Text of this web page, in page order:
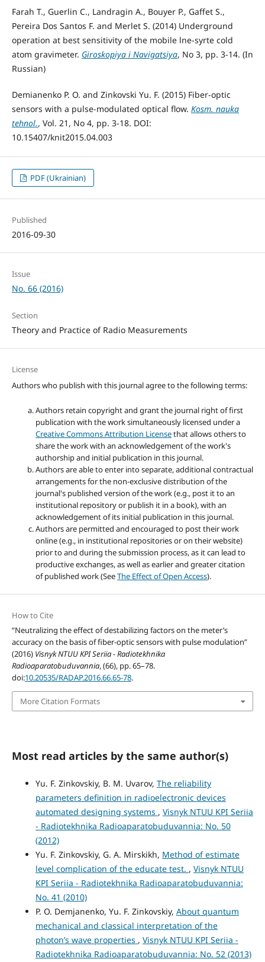
Farah T., Guerlin C., Landragin A., Bouyer P., Gaffet S.,
Pereira Dos Santos F. and Merlet S. (2014) Underground
operation at best sensitivity of the mobile lne-syrte cold
atom gravimeter. Giroskopiya i Navigatsiya, No 3, pp. 3-14. (In
Russian)
Demianenko P. O. and Zinkovski Yu. F. (2015) Fiber-optic
sensors with a pulse-modulated optical flow. Kosm. nauka
tehnol., Vol. 21, No 4, pp. 3-18. DOI:
10.15407/knit2015.04.003
PDF (Ukrainian)
Published
2016-09-30
Issue
No. 66 (2016)
Section
Theory and Practice of Radio Measurements
License
Authors who publish with this journal agree to the following terms:
Authors retain copyright and grant the journal right of first
publication with the work simultaneously licensed under a
Creative Commons Attribution Licensethat allows others to
share the work with an acknowledgement of the work's
authorship and initial publication in this journal.
Authors are able to enter into separate, additional contractual
arrangements for the non-exclusive distribution of the
journal's published version of the work (e.g., post it to an
institutional repository or publish it in a book), with an
acknowledgement of its initial publication in this journal.
Authors are permitted and encouraged to post their work
online (e.g., in institutional repositories or on their website)
prior to and during the submission process, as it can lead to
productive exchanges, as well as earlier and greater citation
of published work (SeeThe Effect of Open Access).
How to Cite
“Neutralizing the effect of destabilizing factors on the meter’s
accuracy on the basis of fiber-optic sensors with pulse modulation”
(2016) Visnyk NTUU KPI Seriia - Radiotekhnika
Radioaparatobuduvannia, (66), pp. 65–78.
doi:10.20535/RADAP.2016.66.65-78.
More Citation Formats
Most read articles by the same author(s)
Yu. F. Zinkovskiy, B. M. Uvarov, The reliability
parameters definition in radioelectronic devices
automated designing systems , Visnyk NTUU KPI Seriia
- Radiotekhnika Radioaparatobuduvannia: No. 50
(2012)
Yu. F. Zinkovskiy, G. A. Mirskikh, Method of estimate
level complication of the educate test. , Visnyk NTUU
KPI Seriia - Radiotekhnika Radioaparatobuduvannia:
No. 41 (2010)
P. O. Demjanenko, Yu. F. Zinkovskiy, About quantum
mechanical and classical interpretation of the
photon’s wave properties , Visnyk NTUU KPI Seriia -
Radiotekhnika Radioaparatobuduvannia: No. 52 (2013)